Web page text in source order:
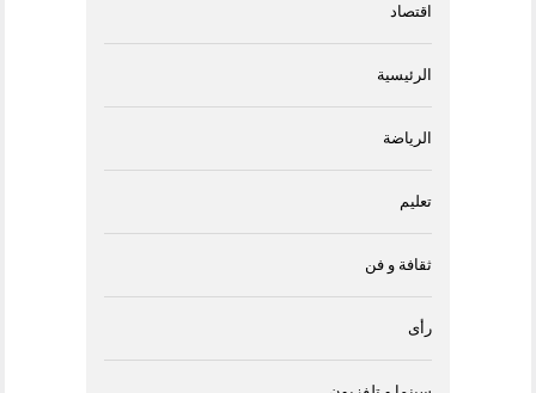
اقتصاد
الرئيسية
الرياضة
تعليم
ثقافة و فن
رأى